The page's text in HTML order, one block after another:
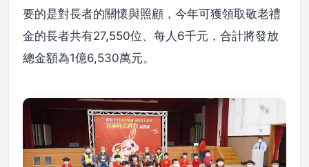
要的是對長者的關懷與照顧，今年可獲領取敬老禮
金的長者共有27,550位、每人6千元，合計將發放
總金額為1億6,530萬元。